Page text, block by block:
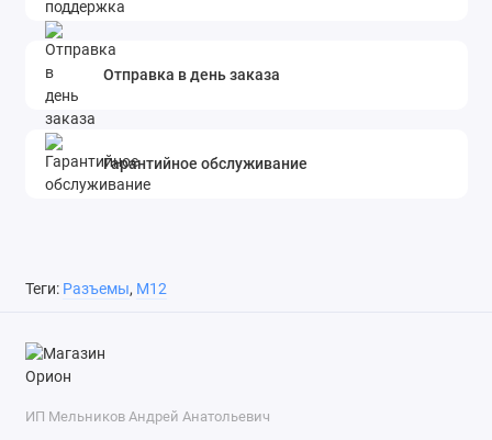
Отправка в день заказа
Гарантийное обслуживание
Теги: Разъемы, M12
ИП Мельников Андрей Анатольевич